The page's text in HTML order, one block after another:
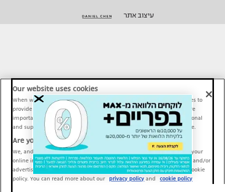
עיצוב אתר
Our website uses cookies
When we provide Maariv, TMI and Sport1 content online, we use cookies to
provide social media features and to analyze our traffic. These tools are
important and necessary for our website functionality. Others are optional
and support Maariv, TMI and Sport1 activity and your online experience.
Are you happy to accept cookies?
We, and our partners, use information about your use of our site and your
online interactions to improve our services and to personalize content and/or
advertising for you. You can read more about our privacy policy and cookie
policy. You can read more about our
privacy policy and cookie policy